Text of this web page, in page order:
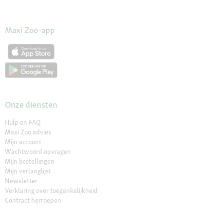
Maxi Zoo-app
Onze diensten
Hulp en FAQ
Maxi Zoo advies
Mijn account
Wachtwoord opvragen
Mijn bestellingen
Mijn verlanglijst
Newsletter
Verklaring over toegankelijkheid
Contract herroepen